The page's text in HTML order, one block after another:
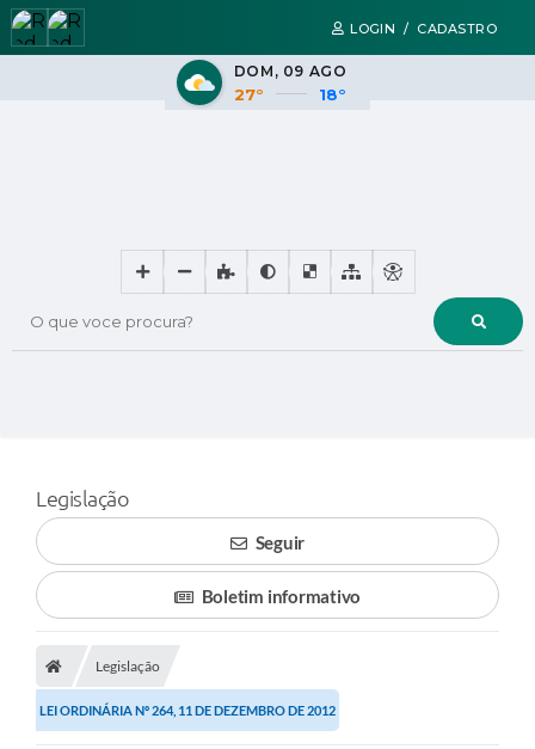
LOGIN / CADASTRO
O que voce procura?
DOM 09 AGO
27° 18°
Legislação
Seguir
Boletim informativo
Legislação
LEI ORDINÁRIA Nº 264, 11 DE DEZEMBRO DE 2012